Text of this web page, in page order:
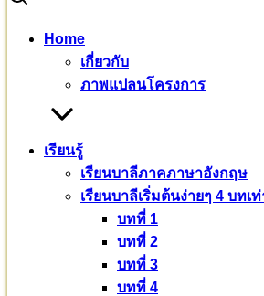
Home
เกี่ยวกับ
ภาพแปลนโครงการ
เรียนรู้
เรียนบาลีภาคภาษาอังกฤษ
เรียนบาลีเริ่มต้นง่ายๆ 4 บทเ
บทที่ 1
บทที่ 2
บทที่ 3
บทที่ 4
Search
วัดและโรงพยาบาล งานไหนทำได้ ให้รี
วัดและโรงพยาบาล งานไ
ทำ ปรับภูมิทัศน์ปลูกต้นไม้
17 กันยายน 256525 กันยายน 2022